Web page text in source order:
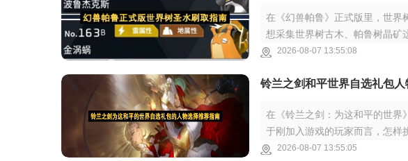
在《幻兽帕鲁》正式版里，世界
想采集世界树古木、帕鲁树晶矿
相关资源，它们就
2026-08-07 13:55:08
铃兰之剑和平世界自选礼包
在《铃兰之剑：为这和平的世界
于刚加入游戏的玩家而言，怎样
角色的定位和适用
2026-08-07 13:55:05